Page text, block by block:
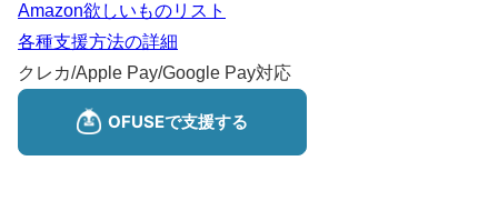
Amazon欲しいものリスト
各種支援方法の詳細
クレカ/Apple Pay/Google Pay対応